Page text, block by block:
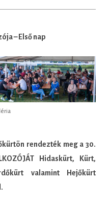
– Első nap
rendezték meg a 30.
Hidaskürt, Kürt,
valamint Hejőkürt